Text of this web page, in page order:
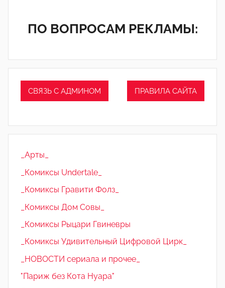
ПО ВОПРОСАМ РЕКЛАМЫ:
СВЯЗЬ С АДМИНОМ ПРАВИЛА САЙТА
_Арты_
_Комиксы Undertale_
_Комиксы Гравити Фолз_
_Комиксы Дом Совы_
_Комиксы Рыцари Гвиневры
_Комиксы Удивительный Цифровой Цирк_
_НОВОСТИ сериала и прочее_
"Париж без Кота Нуара"